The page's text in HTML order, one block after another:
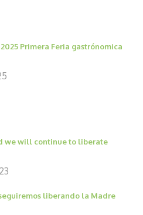
Primera Feria gastrónomica
we will continue to liberate
liberando la Madre